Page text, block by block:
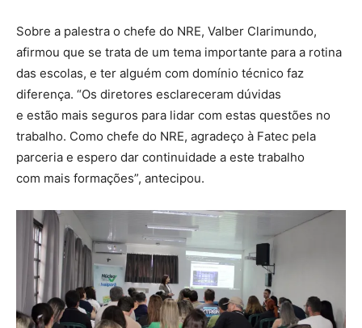
Sobre a palestra o chefe do NRE, Valber Clarimundo,
afirmou que se trata de um tema importante para a rotina
das escolas, e ter alguém com domínio técnico faz
diferença. “Os diretores esclareceram dúvidas
e estão mais seguros para lidar com estas questões no
trabalho. Como chefe do NRE, agradeço à Fatec pela
parceria e espero dar continuidade a este trabalho
com mais formações”, antecipou.